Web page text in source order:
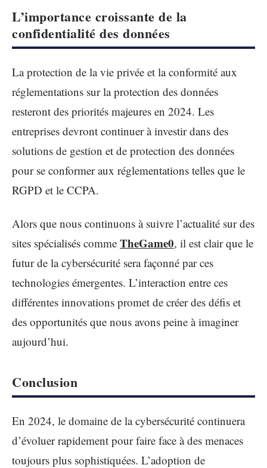
L’importance croissante de la
confidentialité des données
La protection de la vie privée et la conformité aux
réglementations sur la protection des données
resteront des priorités majeures en 2024. Les
entreprises devront continuer à investir dans des
solutions de gestion et de protection des données
pour se conformer aux réglementations telles que le
RGPD et le CCPA.
Alors que nous continuons à suivre l’actualité sur des
sites spécialisés comme TheGame0, il est clair que le
futur de la cybersécurité sera façonné par ces
technologies émergentes. L’interaction entre ces
différentes innovations promet de créer des défis et
des opportunités que nous avons peine à imaginer
aujourd’hui.
Conclusion
En 2024, le domaine de la cybersécurité continuera
d’évoluer rapidement pour faire face à des menaces
toujours plus sophistiquées. L’adoption de